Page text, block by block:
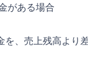
がある場合
を、売上残高より